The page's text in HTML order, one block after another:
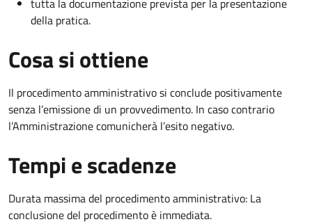
tutta la documentazione prevista per la presentazione
della pratica.
Cosa si ottiene
Il procedimento amministrativo si conclude positivamente
senza l’emissione di un provvedimento. In caso contrario
l’Amministrazione comunicherà l’esito negativo.
Tempi e scadenze
Durata massima del procedimento amministrativo: La
conclusione del procedimento è immediata.